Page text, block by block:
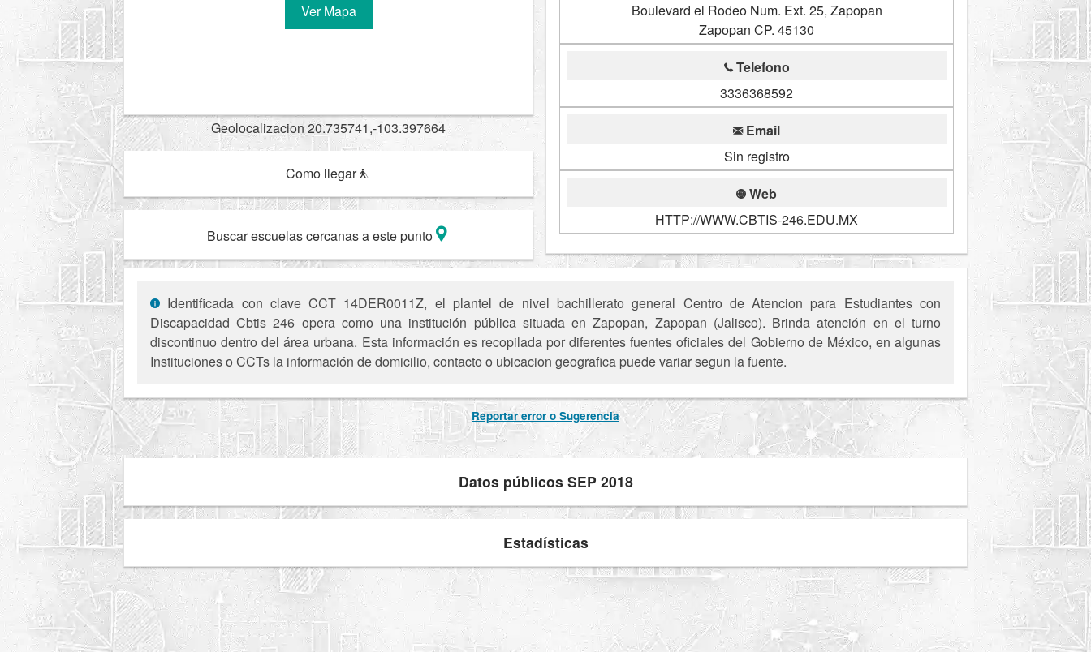
Ver Mapa
Geolocalizacion 20.735741,-103.397664
Como llegar
Buscar escuelas cercanas a este punto
Boulevard el Rodeo Num. Ext. 25, Zapopan
Zapopan CP. 45130
Telefono
3336368592
Email
Sin registro
Web
HTTP://WWW.CBTIS-246.EDU.MX
Identificada con clave CCT 14DER0011Z, el plantel de nivel bachillerato general Centro de Atencion para Estudiantes con
Discapacidad Cbtis 246 opera como una institución pública situada en Zapopan, Zapopan (Jalisco). Brinda atención en el turno
discontinuo dentro del área urbana. Esta información es recopilada por diferentes fuentes oficiales del Gobierno de México, en algunas
Instituciones o CCTs la información de domicilio, contacto o ubicacion geografica puede variar segun la fuente.
Reportar error o Sugerencia
Datos públicos SEP 2018
Estadísticas